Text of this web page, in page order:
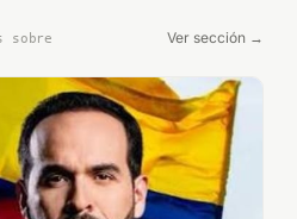
sobre Ver sección →